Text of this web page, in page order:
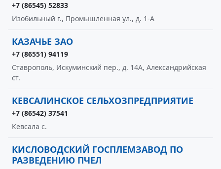
+7 (86545) 52833
Изобильный г., Промышленная ул., д. 1-А
КАЗАЧЬЕ ЗАО
+7 (86551) 94119
Ставрополь, Искуминский пер., д. 14А, Александрийская
ст.
КЕВСАЛИНСКОЕ СЕЛЬХОЗПРЕДПРИЯТИЕ
+7 (86542) 37541
Кевсала с.
КИСЛОВОДСКИЙ ГОСПЛЕМЗАВОД ПО
РАЗВЕДЕНИЮ ПЧЕЛ